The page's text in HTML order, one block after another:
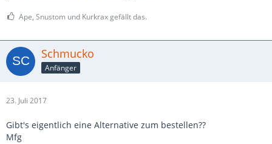
Ape, Snustom und Kurkrax gefällt das.
Schmucko
Anfänger
23. Juli 2017
Gibt's eigentlich eine Alternative zum bestellen??
Mfg